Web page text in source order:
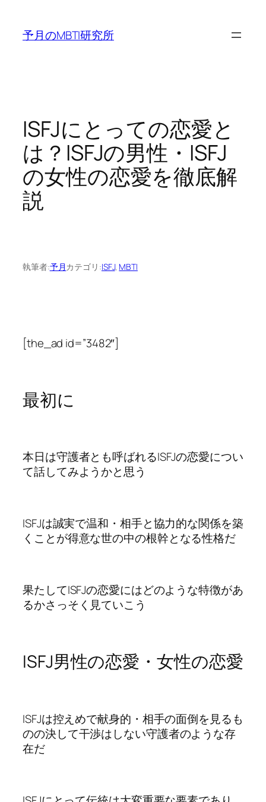
予月のMBTI研究所
ISFJにとっての恋愛と
は？ISFJの男性・ISFJ
の女性の恋愛を徹底解
説
執筆者:予月 カテゴリ:ISFJ, MBTI
[the_ad id=”3482″]
最初に
本日は守護者とも呼ばれるISFJの恋愛につい
て話してみようかと思う
ISFJは誠実で温和・相手と協力的な関係を築
くことが得意な世の中の根幹となる性格だ
果たしてISFJの恋愛にはどのような特徴があ
るかさっそく見ていこう
ISFJ男性の恋愛・女性の恋愛
ISFJは控えめで献身的・相手の面倒を見るも
のの決して干渉はしない守護者のような存
在だ